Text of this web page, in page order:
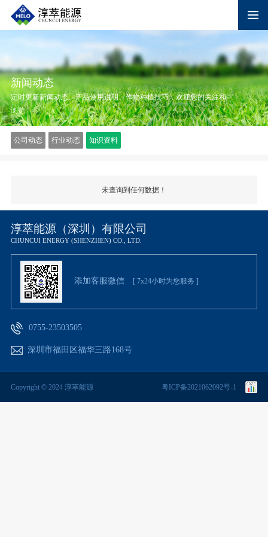
新闻动态
定时更新新闻动态、产品使用说明、作物种植技巧，欢迎您的关注和
浏览
公司动态 行业动态 知识资料
未查询到任何数据！
淳萃能源（深圳）有限公司
CHUNCUI ENERGY (SHENZHEN) CO., LTD.
添加客服微信 [ 7x24小时为您服务 ]
0755-23503505
深圳市福田区福华三路168号
粤ICP备2021062092号-1
Copyright © 2024 淳萃能源